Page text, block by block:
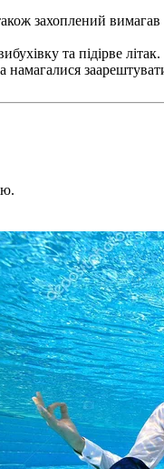
захоплений вимагав
та підірве